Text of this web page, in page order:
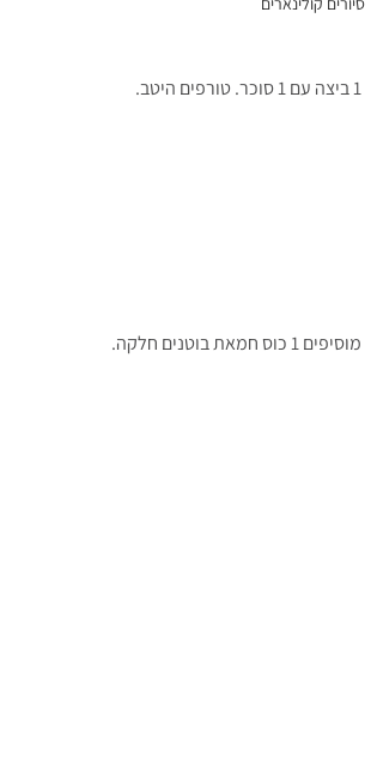
1 ביצה עם 1 סוכר. טורפים היטב.
מוסיפים 1 כוס חמאת בוטנים חלקה.